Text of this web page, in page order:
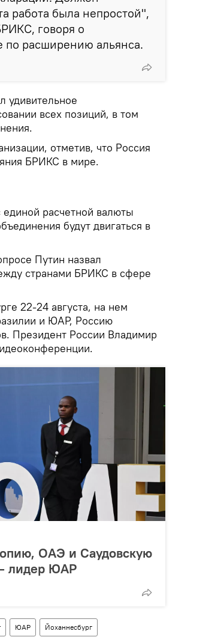
работа была непростой",
говоря о
по расширению альянса.
удивительное
всех позиций, в том
отметив, что Россия
БРИКС в мире.
расчетной валюты
будут двигаться в
Путин назвал
странами БРИКС в сфере
22-24 августа, на нем
и ЮАР, Россию
Президент России Владимир
ОАЭ и Саудовскую
лидер ЮАР
ЮАР Йоханнесбург